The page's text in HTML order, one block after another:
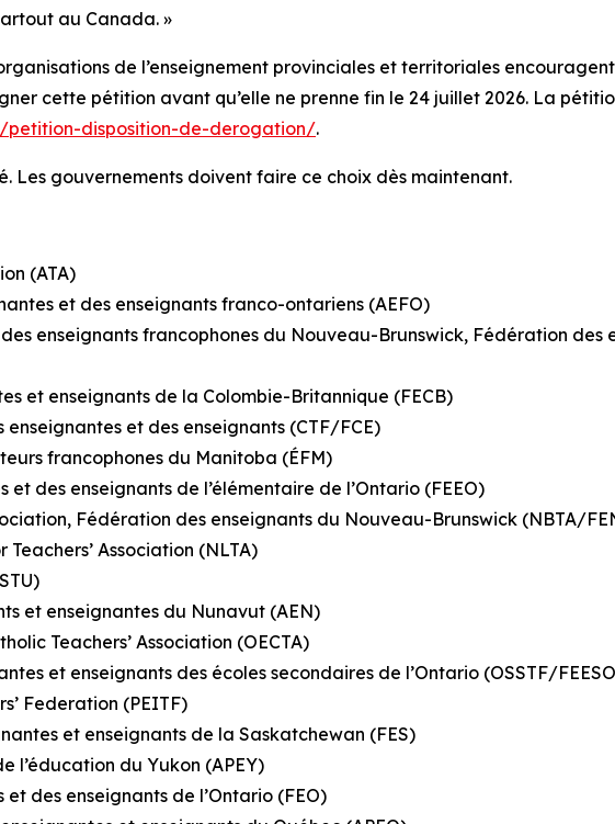
au Canada. »
de l’enseignement provinciales et territoriales
cette pétition avant qu’elle ne prenne fin le 24 juillet 2026. La
disposition-de-derogation/.
Les gouvernements doivent faire ce choix dès maintenant.
(ATA)
et des enseignants franco-ontariens (AEFO)
enseignants francophones du Nouveau-Brunswick, Fédération
et enseignants de la Colombie-Britannique (FECB)
et des enseignants (CTF/FCE)
francophones du Manitoba (ÉFM)
des enseignants de l’élémentaire de l’Ontario (FEEO)
Fédération des enseignants du Nouveau-Brunswick (NBTA/
Association (NLTA)
et enseignantes du Nunavut (AEN)
Teachers’ Association (OECTA)
et enseignants des écoles secondaires de l’Ontario (OSSTF/
Federation (PEITF)
et enseignants de la Saskatchewan (FES)
l’éducation du Yukon (APEY)
des enseignants de l’Ontario (FEO)